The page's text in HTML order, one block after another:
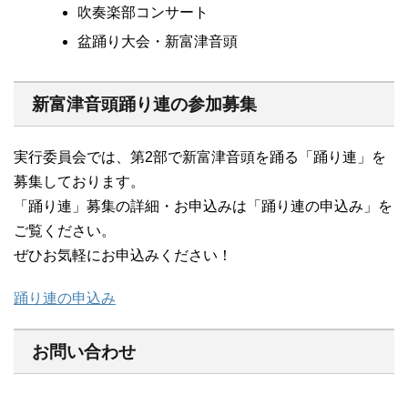
吹奏楽部コンサート
盆踊り大会・新富津音頭
新富津音頭踊り連の参加募集
実行委員会では、第2部で新富津音頭を踊る「踊り連」を
募集しております。
「踊り連」募集の詳細・お申込みは「踊り連の申込み」を
ご覧ください。
ぜひお気軽にお申込みください！
踊り連の申込み
お問い合わせ